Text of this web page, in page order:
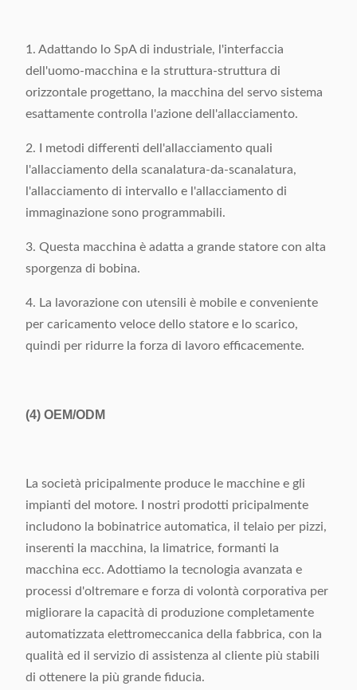
1. Adattando lo SpA di industriale, l'interfaccia
dell'uomo-macchina e la struttura-struttura di
orizzontale progettano, la macchina del servo sistema
esattamente controlla l'azione dell'allacciamento.
2. I metodi differenti dell'allacciamento quali
l'allacciamento della scanalatura-da-scanalatura,
l'allacciamento di intervallo e l'allacciamento di
immaginazione sono programmabili.
3. Questa macchina è adatta a grande statore con alta
sporgenza di bobina.
4. La lavorazione con utensili è mobile e conveniente
per caricamento veloce dello statore e lo scarico,
quindi per ridurre la forza di lavoro efficacemente.
(4) OEM/ODM
La società pricipalmente produce le macchine e gli
impianti del motore. I nostri prodotti pricipalmente
includono la bobinatrice automatica, il telaio per pizzi,
inserenti la macchina, la limatrice, formanti la
macchina ecc. Adottiamo la tecnologia avanzata e
processi d'oltremare e forza di volontà corporativa per
migliorare la capacità di produzione completamente
automatizzata elettromeccanica della fabbrica, con la
qualità ed il servizio di assistenza al cliente più stabili
di ottenere la più grande fiducia.